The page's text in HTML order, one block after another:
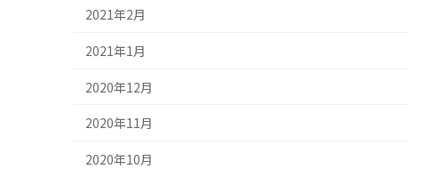
2021年2月
2021年1月
2020年12月
2020年11月
2020年10月